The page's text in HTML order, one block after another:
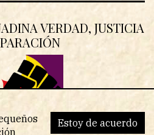
VERDAD, JUSTICIA
Estoy de acuerdo